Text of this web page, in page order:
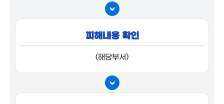
피해내용 확인
(해당부서)